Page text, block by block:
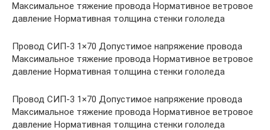
Максимальное тяжение провода Нормативное ветровое
давление Нормативная толщина стенки гололеда
Провод СИП-3 1×70 Допустимое напряжение провода
Максимальное тяжение провода Нормативное ветровое
давление Нормативная толщина стенки гололеда
Провод СИП-3 1×70 Допустимое напряжение провода
Максимальное тяжение провода Нормативное ветровое
давление Нормативная толщина стенки гололеда